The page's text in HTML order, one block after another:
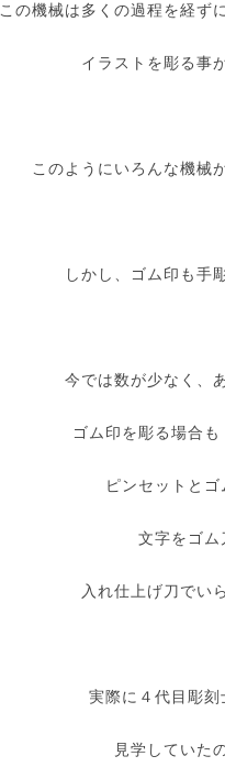
この機械は多くの過程を経ず
イラストを彫る事
このようにいろんな機械
しかし、ゴム印も手
今では数が少なく、
ゴム印を彫る場合
ピンセットと
文字をゴ
入れ仕上げ刀でい
実際に４代目彫
見学していた